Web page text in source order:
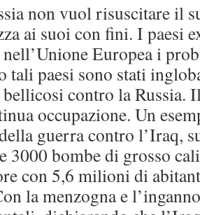
non vuol risuscitare il
ai suoi con fini. I paesi
Europea i
tali paesi sono stati
contro la Russia.
occupazione. Un
guerra contro l’Iraq,
3000 bombe di grosso
con 5,6 milioni di
la menzogna e